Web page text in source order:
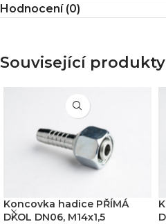
Hodnocení (0)
Související produkty
Koncovka hadice PŘÍMÁ
DKOL DN06, M14x1,5